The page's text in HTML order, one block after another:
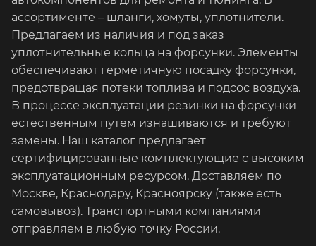
ассортименте – шланги, хомуты, уплотнители.
Предлагаем из наличия и под заказ
уплотнительные кольца на форсунки. Элементы
обеспечивают герметичную посадку форсунки,
предотвращая потеки топлива и подсос воздуха.
В процессе эксплуатации резинки на форсунки
естественным путем изнашиваются и требуют
замены. Наш каталог предлагает
сертифицированные комплектующие с высоким
эксплуатационным ресурсом. Доставляем по
Москве, Краснодару, Красноярску (также есть
самовывоз). Транспортными компаниями
отправляем в любую точку России.